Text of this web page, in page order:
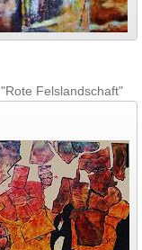
"Rote Felslandschaft"